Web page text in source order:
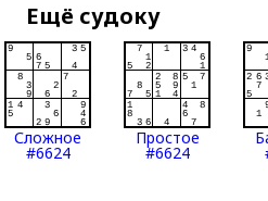
Ещё судоку
Сложное
#6624
Простое
#6624